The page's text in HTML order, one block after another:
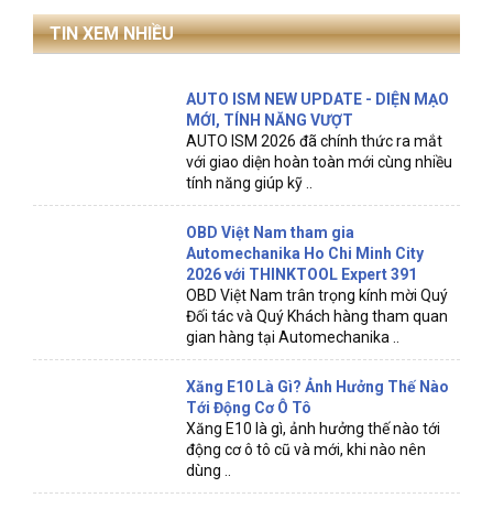
TIN XEM NHIỀU
AUTO ISM NEW UPDATE - DIỆN MẠO
MỚI, TÍNH NĂNG VƯỢT
AUTO ISM 2026 đã chính thức ra mắt
với giao diện hoàn toàn mới cùng nhiều
tính năng giúp kỹ ..
OBD Việt Nam tham gia
Automechanika Ho Chi Minh City
2026 với THINKTOOL Expert 391
OBD Việt Nam trân trọng kính mời Quý
Đối tác và Quý Khách hàng tham quan
gian hàng tại Automechanika ..
Xăng E10 Là Gì? Ảnh Hưởng Thế Nào
Tới Động Cơ Ô Tô
Xăng E10 là gì, ảnh hưởng thế nào tới
động cơ ô tô cũ và mới, khi nào nên
dùng ..